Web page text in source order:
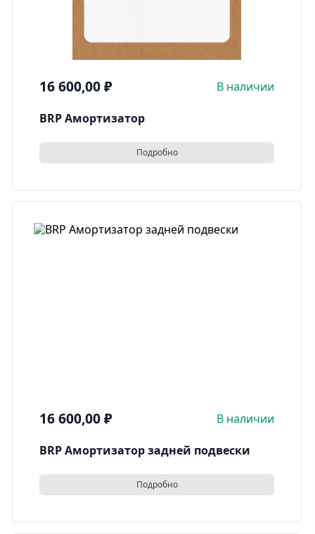
16 600,00₽ В наличии
BRP Амортизатор
Подробно
16 600,00₽ В наличии
BRP Амортизатор задней подвески
Подробно